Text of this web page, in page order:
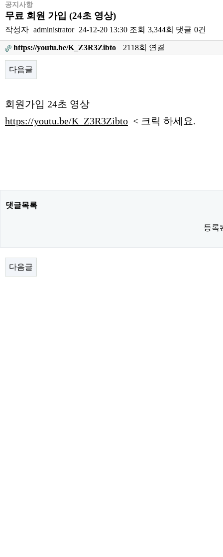
공지사항
무료 회원 가입 (24초 영상)
작성자 administrator 24-12-20 13:30 조회 3,344회 댓글 0건
https://youtu.be/K_Z3R3Zibto 2118회 연결
다음글
회원가입 24초 영상
https://youtu.be/K_Z3R3Zibto < 크릭 하세요.
댓글목록
등록
다음글